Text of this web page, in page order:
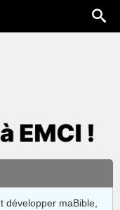
développer maBible,